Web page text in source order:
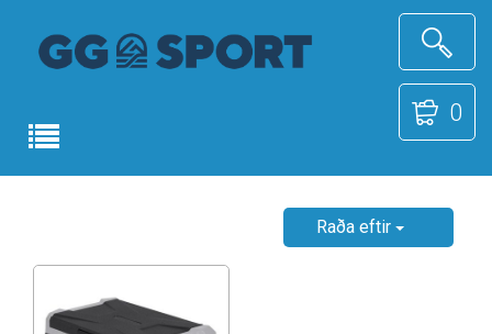
0
Raða eftir